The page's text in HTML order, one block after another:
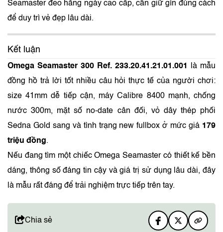
Seamaster đeo hằng ngày cao cấp, cần giữ gìn đúng cách
để duy trì vẻ đẹp lâu dài.
Kết luận
Omega Seamaster 300 Ref. 233.20.41.21.01.001
là mẫu
đồng hồ trả lời tốt nhiều câu hỏi thực tế của người chơi:
size 41mm dễ tiếp cận, máy Calibre 8400 mạnh, chống
nước 300m, mặt số no-date cân đối, vỏ dây thép phối
Sedna Gold sang và tình trạng new fullbox ở mức giá 179
triệu đồng.
Nếu đang tìm một chiếc Omega Seamaster có thiết kế bền
dáng, thông số đáng tin cậy và giá trị sử dụng lâu dài, đây
là mẫu rất đáng để trải nghiệm trực tiếp trên tay.
Chia sẻ